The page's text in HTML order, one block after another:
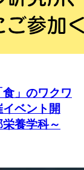
」のワクワ
ベント開
養学科～